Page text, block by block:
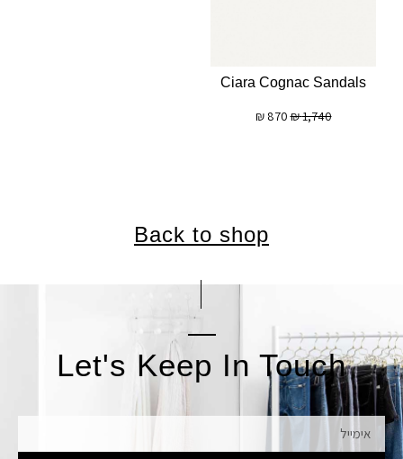
Ciara Cognac Sandals
1,740
₪
870
₪
Back to shop
Let's Keep In Touch
אימייל